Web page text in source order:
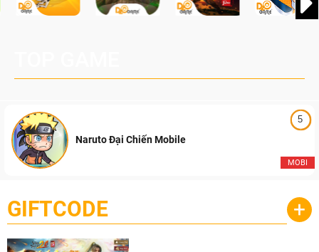
5
MOBI
Naruto Đại Chiến Mobile
GIFTCODE +